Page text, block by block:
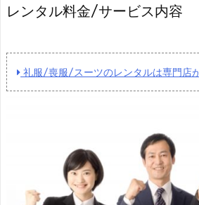
レンタル料金/サービス内容
礼服/喪服/スーツのレンタルは専門店